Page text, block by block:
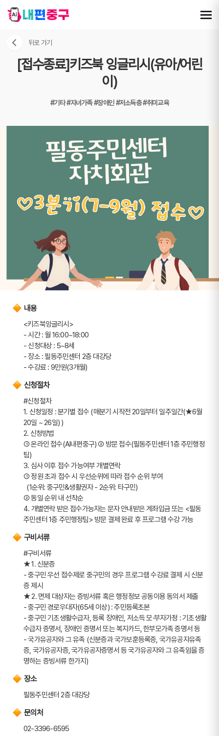
뒤로 가기
[접수종료]키즈북 잉글리시(유아/어린
이)
#기타#자녀가족#장애인#저소득층#취미교육
내용
<키즈북잉글리시>
- 시간 : 월 16:00~18:00
- 신청대상 : 5~8세
- 장소 : 필동주민센터 2층 대강당
- 수강료 : 9만원(3개월)
신청절차
#신청절차
1. 신청일정 : 분기별 접수 (매분기 시작전 20일부터 일주일간(★6월
20일 ~ 26일) )
2. 신청방법
➀ 온라인 접수(AI내편중구) ➁ 방문 접수(필동주민센터 1층 주민행정
팀)
3. 심사 이후 접수 가능여부 개별연락
➀ 정원 초과 접수 시 우선순위에 따라 접수 순위 부여
  (1순위: 중구민&생활권자 - 2순위: 타구민)
➁ 동일 순위 내 선착순
4. 개별연락 받은 접수가능자는 문자 안내받은 계좌입금 또는 <필동
주민센터 1층 주민행정팀> 방문 결제 완료 후 프로그램 수강 가능
구비서류
#구비서류
★ 1. 신분증
- 중구민 우선 접수제로 중구민의 경우 프로그램 수강료 결제 시 신분
증 제시
★ 2. 면제 대상자는 증빙서류 혹은 행정정보 공동이용 동의서 제출
- 중구민 경로우대자(65세 이상) : 주민등록초본
- 중구민 기초생활수급자, 등록 장애인, 저소득 모·부자가정 : 기초생활
수급자 증명서, 장애인 증명서 또는 복지카드, 한부모가족 증명서 등
- 국가유공자와 그 유족 (신분증과 국가보훈등록증, 국가유공자유족
증, 국가유공자증, 국가유공자증명서 등 국가유공자와 그 유족임을 증
명하는 증빙서류 한가지)
장소
필동주민센터 2층 대강당
문의처
02-3396-6595